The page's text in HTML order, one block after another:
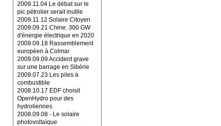
2009.11.04 Le débat sur le
pic pétrolier serait inutile
2009.11.12 Solaire Citoyen
2009.09.21 Chine: 300 GW
d'énergie électrique en 2020
2009.09.18 Rassemblement
européen à Colmar
2009.09.09 Accident grave
sur une barrage en Sibérie
2009.07.23 Les piles à
combustible
2008.10.17 EDF choisit
OpenHydro pour des
hydroliennes
2008.09.08 - Le solaire
photovoltaïque